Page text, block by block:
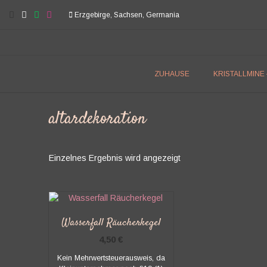
Erzgebirge, Sachsen, Germania
ZUHAUSE KRISTALLMINE
altardekoration
Einzelnes Ergebnis wird angezeigt
Wasserfall Räucherkegel
4,50 €
Kein Mehrwertsteuerausweis, da